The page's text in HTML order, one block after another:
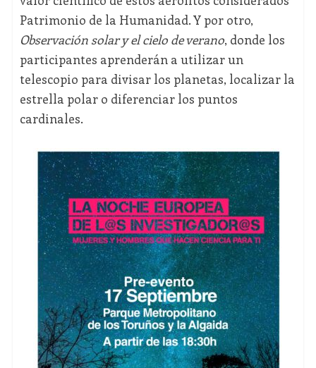
Patrimonio de la Humanidad. Y por otro,
Observación solar y el cielo de verano, donde los
participantes aprenderán a utilizar un
telescopio para divisar los planetas, localizar la
estrella polar o diferenciar los puntos
cardinales.